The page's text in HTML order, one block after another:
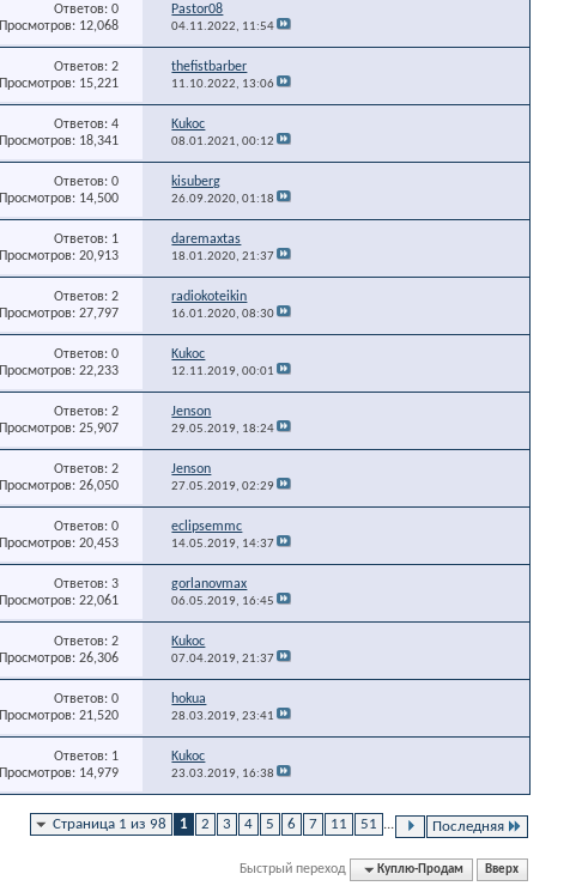
Ответов: 0
Просмотров: 12,068
Pastor08
04.11.2022, 11:54
Ответов: 2
Просмотров: 15,221
thefistbarber
11.10.2022, 13:06
Ответов: 4
Просмотров: 18,341
Kukoc
08.01.2021,00:12
Ответов: 0
Просмотров: 14,500
kisuberg
26.09.2020,01:18
Ответов: 1
Просмотров: 20,913
daremaxtas
18.01.2020,21:37
Ответов: 2
Просмотров: 27,797
radiokoteikin
16.01.2020,08:30
Ответов: 0
Просмотров: 22,233
Kukoc
12.11.2019,00:01
Ответов: 2
Просмотров: 25,907
Jenson
29.05.2019, 18:24
Ответов: 2
Просмотров: 26,050
Jenson
27.05.2019,02:29
Ответов: 0
Просмотров: 20,453
eclipsemmc
14.05.2019, 14:37
Ответов: 3
Просмотров: 22,061
gorlanovmax
06.05.2019, 16:45
Ответов: 2
Просмотров: 26,306
Kukoc
07.04.2019,21:37
Ответов: 0
Просмотров: 21,520
hokua
28.03.2019,23:41
Ответов: 1
Просмотров: 14,979
Kukoc
23.03.2019, 16:38
Страница 1 из 98 1 2 3 4 5 6 7 11 51 ... Последняя
Быстрый переход Куплю-Продам Вверх